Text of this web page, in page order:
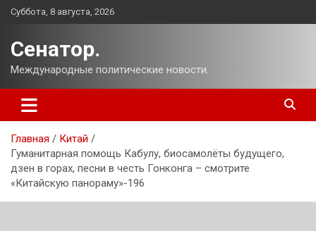
Перейти
Суббота, 8 августа, 2026
Сенатор.
Международные политические новости.
Главная
Китай
Гуманитарная помощь Кабулу, биосамолёты будущего,
дзен в горах, песни в честь Гонконга – смотрите
«Китайскую панораму»-196